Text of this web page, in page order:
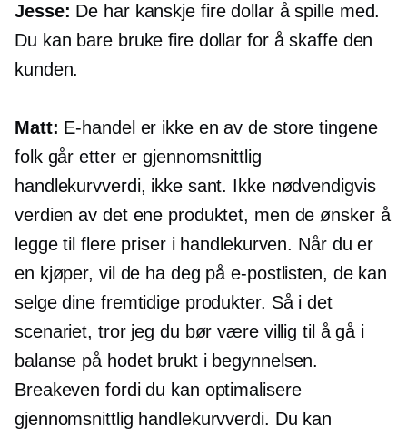
Jesse: De har kanskje fire dollar å spille med.
Du kan bare bruke fire dollar for å skaffe den
kunden.
Matt: E-handel er ikke en av de store tingene
folk går etter er gjennomsnittlig
handlekurvverdi, ikke sant. Ikke nødvendigvis
verdien av det ene produktet, men de ønsker å
legge til flere priser i handlekurven. Når du er
en kjøper, vil de ha deg på e-postlisten, de kan
selge dine fremtidige produkter. Så i det
scenariet, tror jeg du bør være villig til å gå i
balanse på hodet brukt i begynnelsen.
Breakeven fordi du kan optimalisere
gjennomsnittlig handlekurvverdi. Du kan